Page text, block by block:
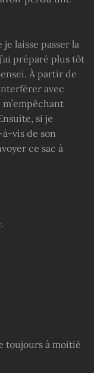
laisse passer la
préparé plus tôt
À partir de
avec
si je
vis de son
ce sac à
toujours à moitié